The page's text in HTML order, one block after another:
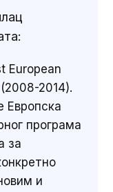
European
2014).
Европска
програма
за
и